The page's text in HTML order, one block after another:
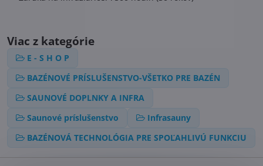
Viac z kategórie
E - S H O P
BAZÉNOVÉ PRÍSLUŠENSTVO-VŠETKO PRE BAZÉN
SAUNOVÉ DOPLNKY A INFRA
Saunové príslušenstvo
Infrasauny
BAZÉNOVÁ TECHNOLÓGIA PRE SPOĽAHLIVÚ FUNKCIU